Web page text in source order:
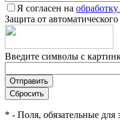
Я согласен на
Защита от
Введите символы с
* - Поля, обязательные для